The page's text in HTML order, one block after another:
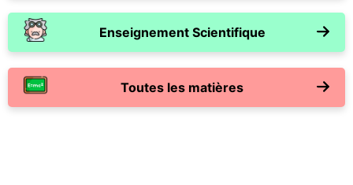
Enseignement Scientifique
Toutes les matières